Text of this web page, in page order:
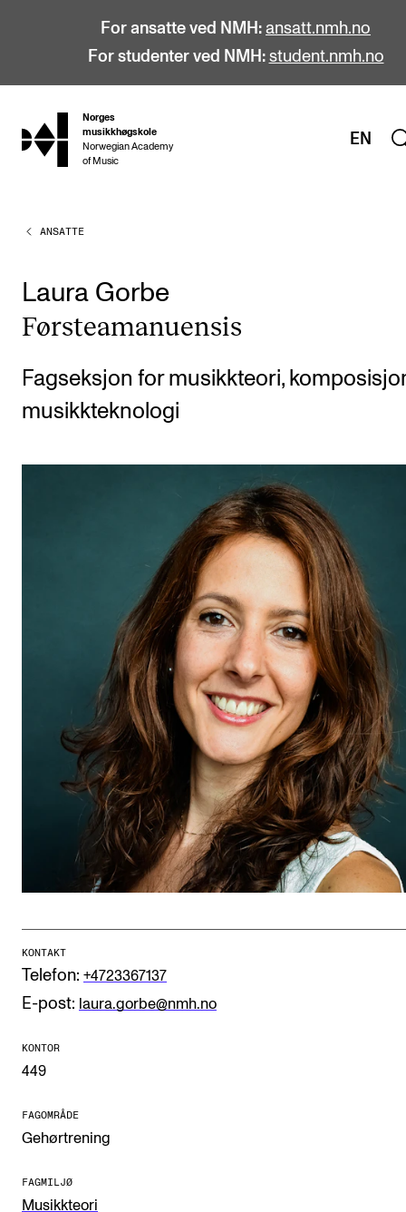
For ansatte ved NMH: ansatt.nmh.no
For studenter ved NMH: student.nmh.no
hjem
Norges
musikkhøgskole
Norwegian Academy
of Music
EN
STUDIER
Bachelor
Master
Doktorgrad
Årsstudium og videreutdanning
Talentutvikling
Studentutvalet SUT (student.nmh.no)
FORSKNING
CERM
NordART
INTERNASJONALT
Internasjonal strategi
Nettverk
ANSATTE
Laura Gorbe
Første­ama­nu­en­sis
Fagseksjon for musikkteori,
musikkteknologi
KONTAKT
Telefon: +4723367137
E-post: laura.gorbe@nmh.no
KONTOR
449
FAGOMRÅDE
Gehørtrening
FAGMILJØ
Musikkteori